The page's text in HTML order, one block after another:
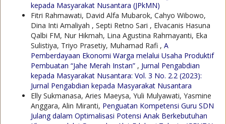
kepada Masyarakat Nusantara (JPkMN)
Fitri Rahmawati, David Alfa Mubarok, Cahyo Wibowo,
Dina Inti Amaliyah , Septi Retno Sari , Elvacanis Hasuna
Qalbi FM, Nur Hikmah, Lina Agustina Rahmayanti, Eka
Sulistiya, Triyo Prasetiy, Muhamad Rafi , A
Pemberdayaan Ekonomi Warga melalui Usaha Produktif
Pembuatan “Jahe Merah Instan” , Jurnal Pengabdian
kepada Masyarakat Nusantara: Vol. 3 No. 2.2 (2023):
Jurnal Pengabdian kepada Masyarakat Nusantara
Elly Sukmanasa, Aries Maeysa, Yuli Mulyawati, Yasmine
Anggara, Alin Miranti, Penguatan Kompetensi Guru SDN
Julang dalam Optimalisasi Potensi Anak Berkebutuhan